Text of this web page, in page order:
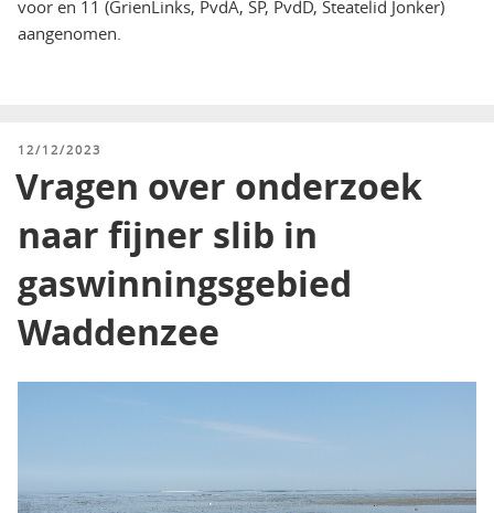
voor en 11 (GrienLinks, PvdA, SP, PvdD, Steatelid Jonker)
aangenomen.
GEPLAATST
12/12/2023
Vragen over onderzoek
naar fijner slib in
gaswinningsgebied
Waddenzee